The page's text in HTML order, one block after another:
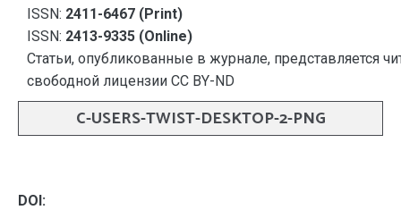
ISSN: 2411-6467 (Print)
ISSN: 2413-9335 (Online)
Статьи, опубликованные в журнале, представляется
свободной лицензии CC BY-ND
C-USERS-TWIST-DESKTOP-2-PNG
DOI: